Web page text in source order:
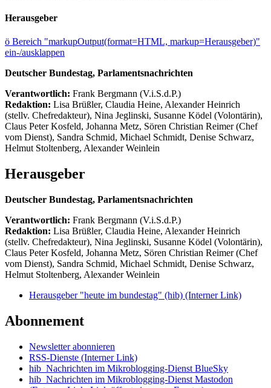
Herausgeber
ö Bereich "markupOutput(format=HTML, markup=Herausgeber)"
ein-/ausklappen
Deutscher Bundestag, Parlamentsnachrichten
Verantwortlich: Frank Bergmann (V.i.S.d.P.)
Redaktion: Lisa Brüßler, Claudia Heine, Alexander Heinrich
(stellv. Chefredakteur), Nina Jeglinski, Susanne Ködel (Volontärin),
Claus Peter Kosfeld, Johanna Metz, Sören Christian Reimer (Chef
vom Dienst), Sandra Schmid, Michael Schmidt, Denise Schwarz,
Helmut Stoltenberg, Alexander Weinlein
Herausgeber
Deutscher Bundestag, Parlamentsnachrichten
Verantwortlich: Frank Bergmann (V.i.S.d.P.)
Redaktion: Lisa Brüßler, Claudia Heine, Alexander Heinrich
(stellv. Chefredakteur), Nina Jeglinski, Susanne Ködel (Volontärin),
Claus Peter Kosfeld, Johanna Metz, Sören Christian Reimer (Chef
vom Dienst), Sandra Schmid, Michael Schmidt, Denise Schwarz,
Helmut Stoltenberg, Alexander Weinlein
Herausgeber "heute im bundestag" (hib) (Interner Link)
Abonnement
Newsletter abonnieren
RSS-Dienste (Interner Link)
hib_Nachrichten im Mikroblogging-Dienst BlueSky
hib_Nachrichten im Mikroblogging-Dienst Mastodon